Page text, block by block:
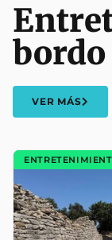
bordo
VER MÁS